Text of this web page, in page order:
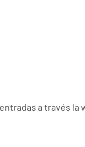
a través la